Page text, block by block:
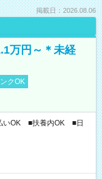
掲載日：2026.08.06
万円～＊未経
クOK
いOK ■扶養内OK ■日